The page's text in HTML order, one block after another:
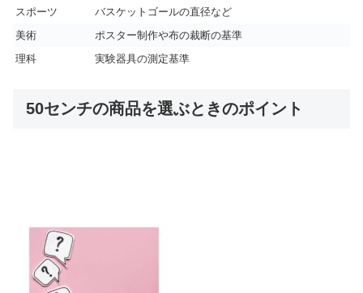
スポーツ
バスケットゴールの直径など
美術
ポスター制作や布の裁断の基準
理科
実験器具の測定基準
50センチの商品を選ぶときのポイント